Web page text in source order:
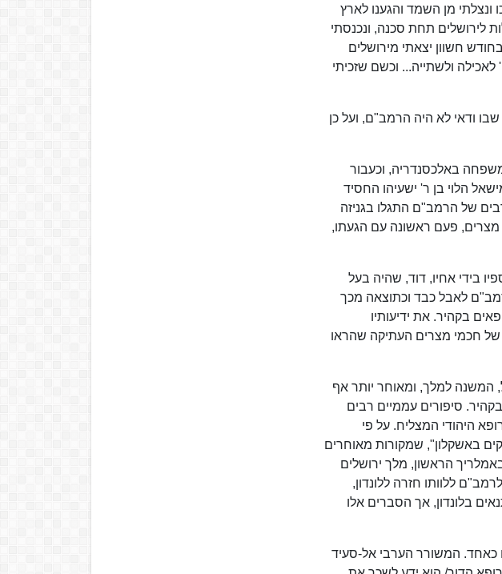
ונצלתי מן השמד והגענו לארץ
לירושלים תחת סכנה, ונכנסתי
חשוון יצאתי מירושלים
ולשתייה... וכשם שזכיתי
ודאי לא היה הרמב"ם, ועל כן
באלכסנדריה, וכעבור
הלוי בן ר' ישעיהו החסיד
יעקב, ושם גם נולד בנו אברהם (1186–1238). כתבי יד רבים של הרמב"ם התגלו בגניזה
מצרים, פעם ראשונה עם הגעתו,
בידי אחיו, דוד, שהיה בעל
בשנת 1177 לערך, דבר שגרם לרמב"ם לאבל כבד וכתוצאה מכך
בקהיר. את ידיעותיו
חכמי מצרים העתיקה שהראו
של הווזיר אל-פדיל, המשנה למלך, ומאוחר יותר אף
סיפורים עממיים רבים
היהודי המצליח. על פי
באשקלון", שמקורות מאוחרים
הראשון, מלך ירושלים
לרמב"ם ללוותו חזרה ללונדון,
בלונדון, אך הסברים אלו
כאחד. המשורר הערבי אל-סעיד